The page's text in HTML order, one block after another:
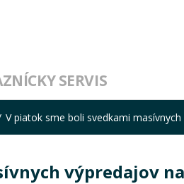
SERVIS
V piatok sme boli svedkami
výpredajov